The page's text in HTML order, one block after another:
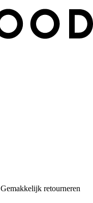
Gemakkelijk retourneren